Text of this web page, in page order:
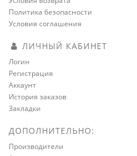
Политика безопасности
Условия соглашения
ЛИЧНЫЙ КАБИНЕТ
Логин
Регистрация
Аккаунт
История заказов
Закладки
ДОПОЛНИТЕЛЬНО:
Производители